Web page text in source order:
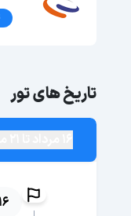
تاریخ های تور
16